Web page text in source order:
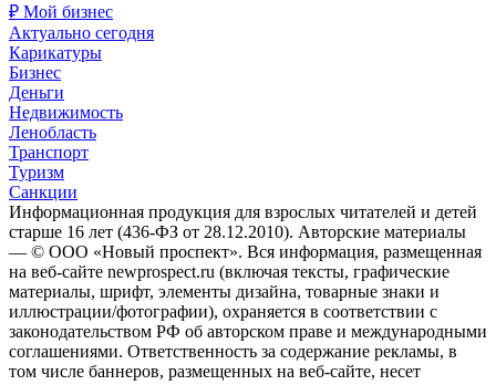
₽ Мой бизнес
Актуально сегодня
Карикатуры
Бизнес
Деньги
Недвижимость
Ленобласть
Транспорт
Туризм
Санкции
Информационная продукция для взрослых читателей и детей
старше 16 лет (436-ФЗ от 28.12.2010). Авторские материалы
— © ООО «Новый проспект». Вся информация, размещенная
на веб-сайте newprospect.ru (включая тексты, графические
материалы, шрифт, элементы дизайна, товарные знаки и
иллюстрации/фотографии), охраняется в соответствии с
законодательством РФ об авторском праве и международными
соглашениями. Ответственность за содержание рекламы, в
том числе баннеров, размещенных на веб-сайте, несет